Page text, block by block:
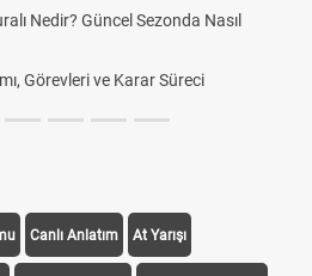
Nedir? Güncel Sezonda Nasıl
Görevleri ve Karar Süreci
Canlı Anlatım At Yarışı